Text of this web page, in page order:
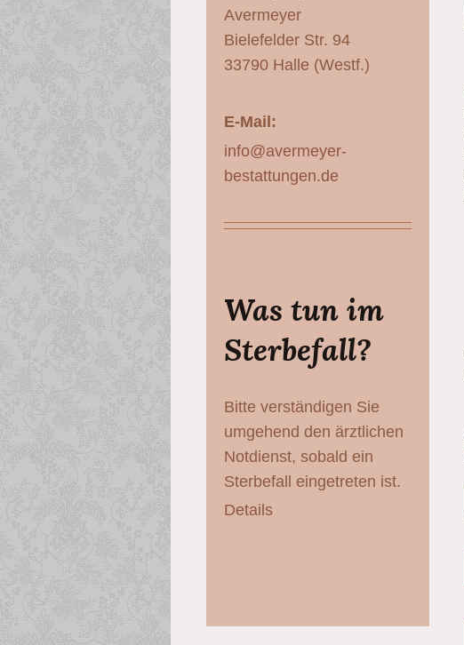
Avermeyer
Bielefelder Str. 94
33790 Halle (Westf.)
E-Mail:
info@avermeyer-
bestattungen.de
Was tun im
Sterbefall?
Bitte verständigen Sie
umgehend den ärztlichen
Notdienst, sobald ein
Sterbefall eingetreten ist.
Details